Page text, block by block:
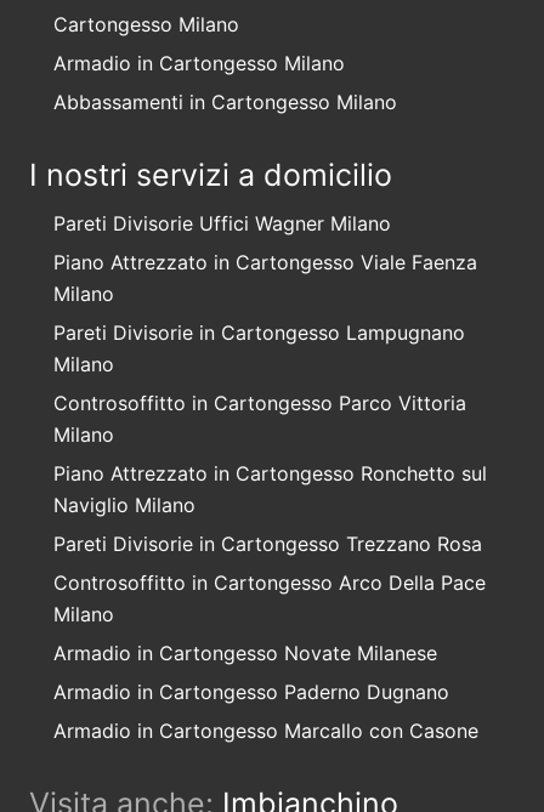
Cartongesso Milano
Armadio in Cartongesso Milano
Abbassamenti in Cartongesso Milano
I nostri servizi a domicilio
Pareti Divisorie Uffici Wagner Milano
Piano Attrezzato in Cartongesso Viale Faenza
Milano
Pareti Divisorie in Cartongesso Lampugnano
Milano
Controsoffitto in Cartongesso Parco Vittoria
Milano
Piano Attrezzato in Cartongesso Ronchetto sul
Naviglio Milano
Pareti Divisorie in Cartongesso Trezzano Rosa
Controsoffitto in Cartongesso Arco Della Pace
Milano
Armadio in Cartongesso Novate Milanese
Armadio in Cartongesso Paderno Dugnano
Armadio in Cartongesso Marcallo con Casone
Visita anche: Imbianchino